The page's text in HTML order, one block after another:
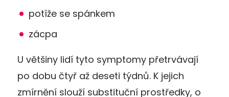
potíže se spánkem
zácpa
U většiny lidí tyto symptomy přetrvávají
po dobu čtyř až deseti týdnů. K jejich
zmírnění slouží substituční prostředky, o